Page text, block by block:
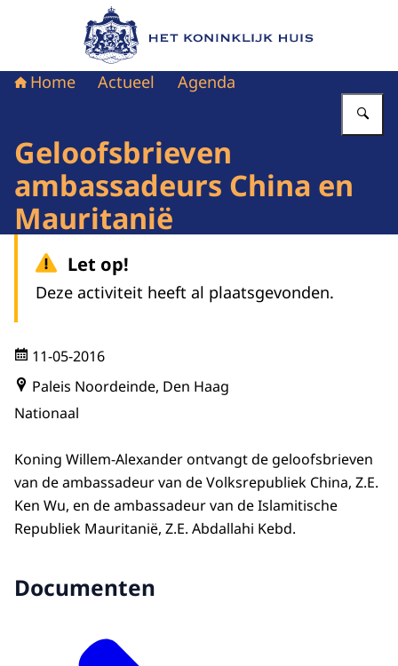
Naar de homepage van Het Koninklijk Huis
Home Actueel Agenda
Geloofsbrieven
ambassadeurs China en
Mauritanië
Let op!
Deze activiteit heeft al plaatsgevonden.
11-05-2016
Paleis Noordeinde, Den Haag
Nationaal
Koning Willem-Alexander ontvangt de geloofsbrieven
van de ambassadeur van de Volksrepubliek China, Z.E.
Ken Wu, en de ambassadeur van de Islamitische
Republiek Mauritanië, Z.E. Abdallahi Kebd.
Documenten